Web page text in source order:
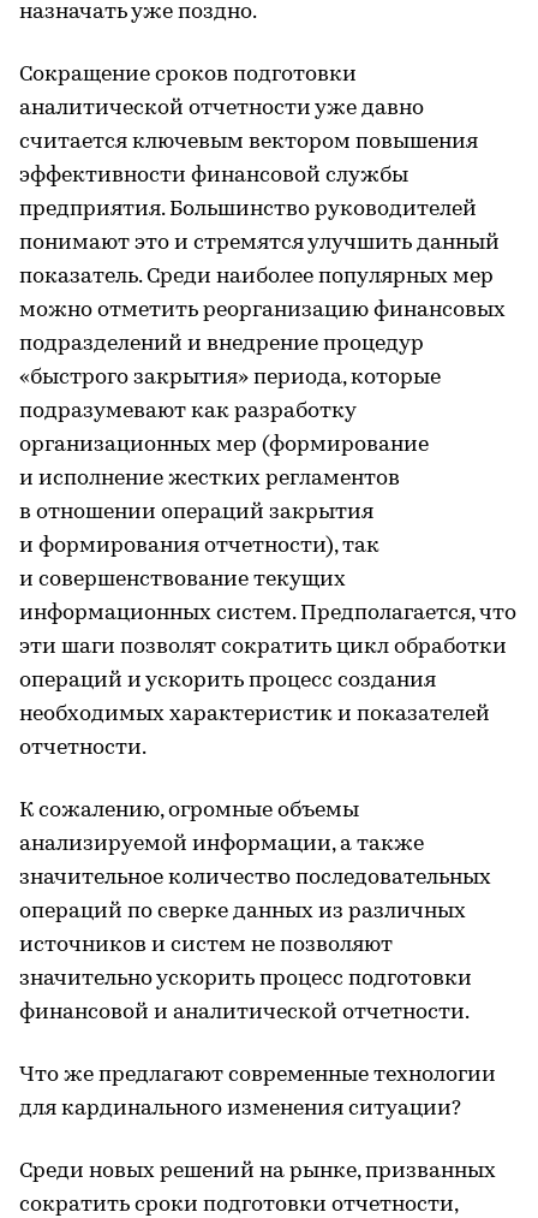
назначать уже поздно.
Сокращение сроков подготовки
аналитической отчетности уже давно
считается ключевым вектором повышения
эффективности финансовой службы
предприятия. Большинство руководителей
понимают это и стремятся улучшить данный
показатель. Среди наиболее популярных мер
можно отметить реорганизацию финансовых
подразделений и внедрение процедур
«быстрого закрытия» периода, которые
подразумевают как разработку
организационных мер (формирование
и исполнение жестких регламентов
в отношении операций закрытия
и формирования отчетности), так
и совершенствование текущих
информационных систем. Предполагается, что
эти шаги позволят сократить цикл обработки
операций и ускорить процесс создания
необходимых характеристик и показателей
отчетности.
К сожалению, огромные объемы
анализируемой информации, а также
значительное количество последовательных
операций по сверке данных из различных
источников и систем не позволяют
значительно ускорить процесс подготовки
финансовой и аналитической отчетности.
Что же предлагают современные технологии
для кардинального изменения ситуации?
Среди новых решений на рынке, призванных
сократить сроки подготовки отчетности,